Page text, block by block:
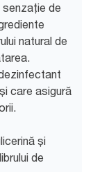
senzație de
natural de
care asigură
și
de